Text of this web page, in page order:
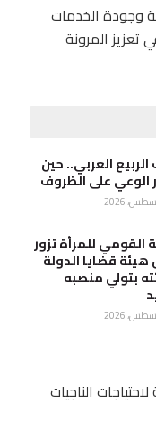
وجودة الخدمات
المرونة
العربي.. حين
الوعي على الظروف
القومي للمرأة تزور
قضايا الدولة
بتولي منصبه
الناجيات